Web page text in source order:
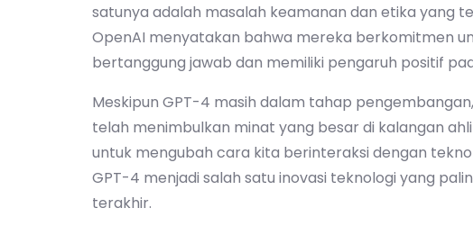
satunya adalah masalah keamanan dan etika yang
OpenAI menyatakan bahwa mereka berkomitmen
bertanggung jawab dan memiliki pengaruh positif
Meskipun GPT-4 masih dalam tahap
telah menimbulkan minat yang besar di kalangan
untuk mengubah cara kita berinteraksi dengan
GPT-4 menjadi salah satu inovasi teknologi yang
terakhir.